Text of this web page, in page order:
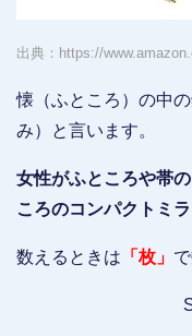
出典：https://
懐（ふところ）の中
み）と言います。
女性がふところや帯
ころのコンパクトミラ
数えるときは 「枚」